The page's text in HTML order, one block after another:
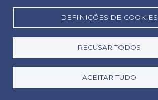
DEFINIÇÕES DE COOKIES
RECUSAR TODOS
ACEITAR TUDO
Dia
Hora
Hora